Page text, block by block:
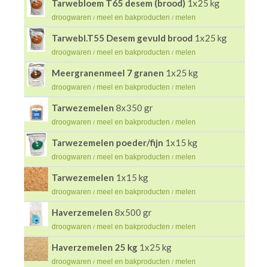
Tarwebloem T65 desem (brood) 1x25 kg
droogwaren / meel en bakproducten / melen
Tarwebl.T55 Desem gevuld brood 1x25 kg
droogwaren / meel en bakproducten / melen
Meergranenmeel 7 granen 1x25 kg
droogwaren / meel en bakproducten / melen
Tarwezemelen 8x350 gr
droogwaren / meel en bakproducten / melen
Tarwezemelen poeder/fijn 1x15 kg
droogwaren / meel en bakproducten / melen
Tarwezemelen 1x15 kg
droogwaren / meel en bakproducten / melen
Haverzemelen 8x500 gr
droogwaren / meel en bakproducten / melen
Haverzemelen 25 kg 1x25 kg
droogwaren / meel en bakproducten / melen